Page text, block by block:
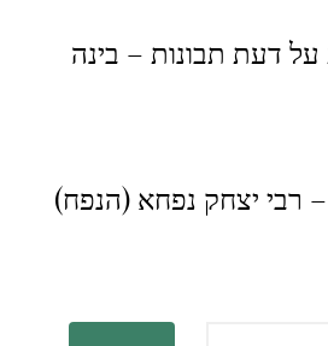
דעת תבונות – בינה
רבי יצחק נפחא (הנפח)